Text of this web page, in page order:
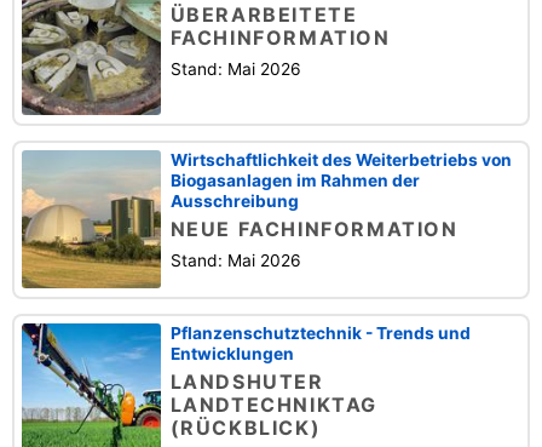
ÜBERARBEITETE
FACHINFORMATION
Stand: Mai 2026
Wirtschaftlichkeit des Weiterbetriebs von
Biogasanlagen im Rahmen der
Ausschreibung
NEUE FACHINFORMATION
Stand: Mai 2026
Pflanzenschutztechnik - Trends und
Entwicklungen
LANDSHUTER
LANDTECHNIKTAG
(RÜCKBLICK)